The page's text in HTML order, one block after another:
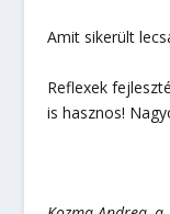
Amit sikerült
Reflexek
is hasznos!